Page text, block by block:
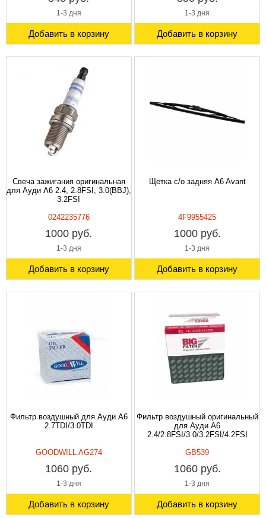
1-3 дня
Добавить в корзину
1-3 дня
Добавить в корзину
Свеча зажигания оригинальная
для Ауди A6 2.4, 2.8FSI, 3.0(BBJ),
3.2FSI
0242235776
1000 руб.
1-3 дня
Добавить в корзину
Щетка с/о задняя A6 Avant
4F9955425
1000 руб.
1-3 дня
Добавить в корзину
Фильтр воздушный для Ауди A6
2.7TDI/3.0TDI
GOODWILL AG274
1060 руб.
1-3 дня
Добавить в корзину
Фильтр воздушный оригинальный
для Ауди A6
2.4/2.8FSI/3.0/3.2FSI/4.2FSI
GB539
1060 руб.
1-3 дня
Добавить в корзину